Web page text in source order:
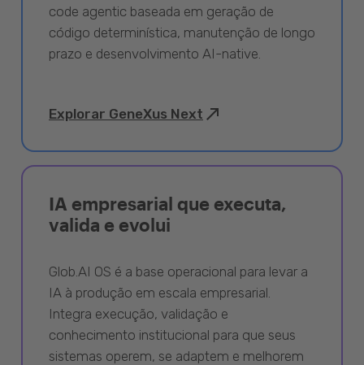
code agentic baseada em geração de
código determinística, manutenção de longo
prazo e desenvolvimento AI-native.
Explorar GeneXus Next
IA empresarial que executa,
valida e evolui
Glob.AI OS é a base operacional para levar a
IA à produção em escala empresarial.
Integra execução, validação e
conhecimento institucional para que seus
sistemas operem, se adaptem e melhorem